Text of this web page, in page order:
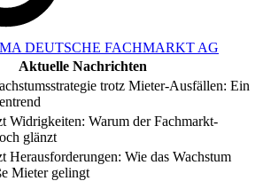
DEUTSCHE FACHMARKT AG
Aktuelle Nachrichten
trotz Mieter-Ausfällen: Ein
Widrigkeiten: Warum der Fachmarkt-
glänzt
Wie das Wachstum
Mieter gelingt